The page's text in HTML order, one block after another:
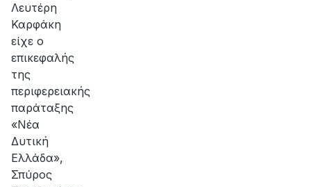
Λευτέρη
Καρφάκη
είχε ο
επικεφαλής
της
περιφερειακής
παράταξης
«Νέα
Δυτική
Ελλάδα»,
Σπύρος